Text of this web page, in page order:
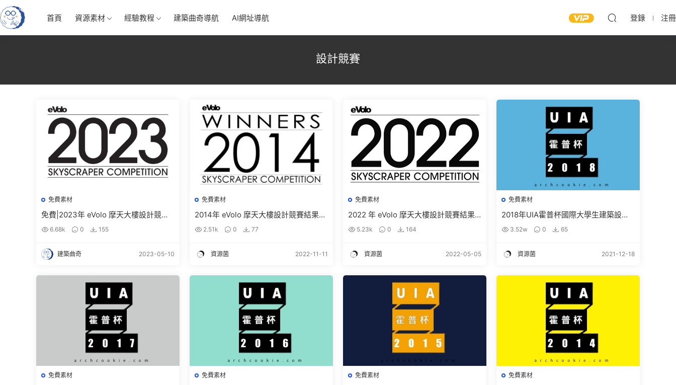
首頁 資源素材 經驗教程 建築曲奇導航 AI網址導航 登錄 注冊
設計競賽
免費素材
免費|2023年 eVolo 摩天大樓設計競賽
結果及高清圖紙下載
6.68k 0 155
建築曲奇 2023-05-10
免費素材
2014年 eVolo 摩天大樓設計競賽結果及
高清圖紙下載
2.51k 0 77
資源菌 2022-11-11
免費素材
2022 年 eVolo 摩天大樓設計競賽結果
及高清圖紙免費下載
5.23k 0 164
資源菌 2022-05-05
免費素材
2018年UIA霍普杯國際大學生建築設計
競賽獲獎作品圖紙(高清)免費下載
3.52w 0 65
資源菌 2021-12-18
免費素材 免費素材 免費素材 免費素材